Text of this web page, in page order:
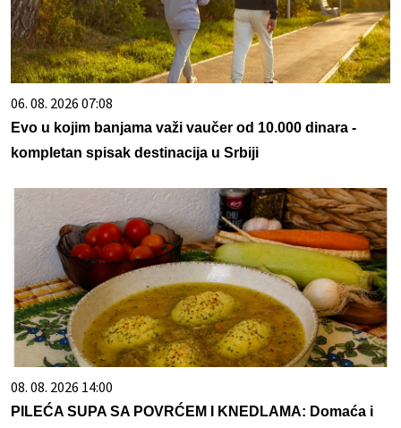
06. 08. 2026 07:08
Evo u kojim banjama važi vaučer od 10.000 dinara -
kompletan spisak destinacija u Srbiji
08. 08. 2026 14:00
PILEĆA SUPA SA POVRĆEM I KNEDLAMA: Domaća i